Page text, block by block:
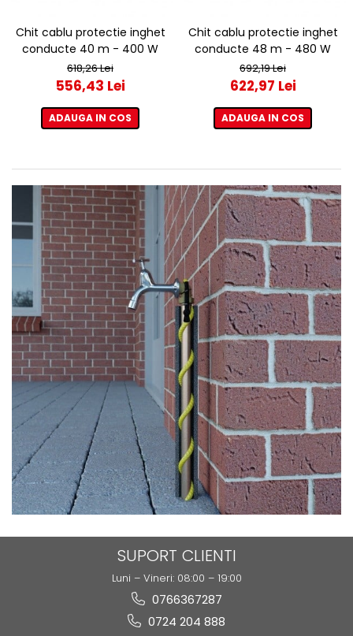
Chit cablu protectie inghet
conducte 40 m - 400 W
618,26 Lei
556,43 Lei
ADAUGA IN COS
Chit cablu protectie inghet
conducte 48 m - 480 W
692,19 Lei
622,97 Lei
ADAUGA IN COS
SUPORT CLIENTI
Luni – Vineri: 08:00 – 19:00
0766367287
0724 204 888